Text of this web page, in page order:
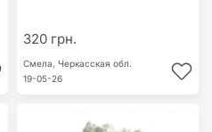
320 грн.
Смела, Черкасская обл.
19-05-26